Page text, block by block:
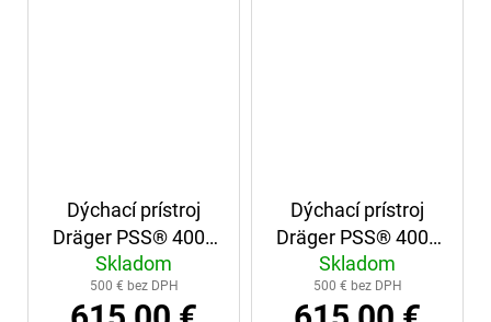
Dýchací prístroj
Dräger PSS® 4000
+ maska s
náhlavným krížom
Skladom
500 € bez DPH
Dýchací prístroj
Dräger PSS® 4000
+ maska s
náhlavným krížom
Skladom
500 € bez DPH